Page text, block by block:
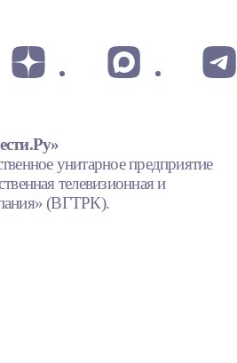
унитарное предприятие
телевизионная и
(ВГТРК).